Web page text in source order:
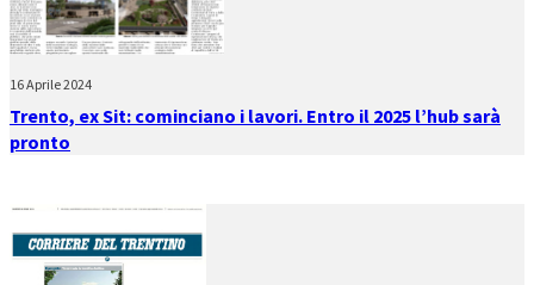
16 Aprile 2024
Trento, ex Sit: cominciano i lavori. Entro il 2025 l’hub sarà
pronto